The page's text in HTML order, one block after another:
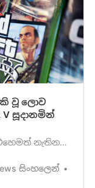
වූ ලොව
සූදානමින්
එහෙමත් නැතිනම්
වරටනිකුත් වී ඇති
කරන විට මේ
සිංහලෙන්